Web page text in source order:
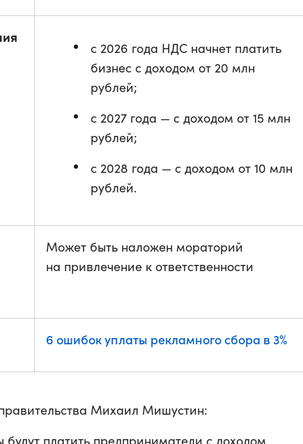
с 2026 года НДС начнет платить
бизнес с доходом от 20 млн
рублей;
с 2027 года — с доходом от 15 млн
рублей;
с 2028 года — с доходом от 10 млн
рублей.
Может быть наложен мораторий
на привлечение к ответственности
6 ошибок уплаты рекламного сбора в 3%
Михаил Мишустин:
платить предприниматели с доходом